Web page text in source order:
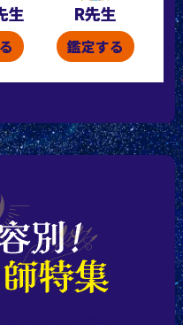
生 R先生
鑑定する